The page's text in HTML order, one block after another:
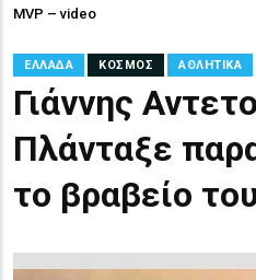
MVP – video
ΕΛΛΑΔΑ ΚΟΣΜΟΣ ΑΘΛΗΤΙΚΑ
Γιάννης
Πλάνταξε
το βραβείο